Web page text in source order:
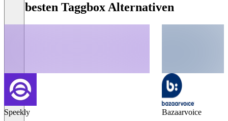
Die besten Taggbox Alternativen
Speekly Bazaarvoice